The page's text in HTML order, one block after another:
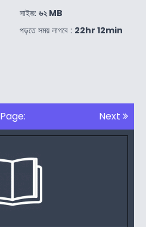
সাইজ: ৬২ MB
পড়তে সময় লাগবে : 22hr 12min
Page: Next